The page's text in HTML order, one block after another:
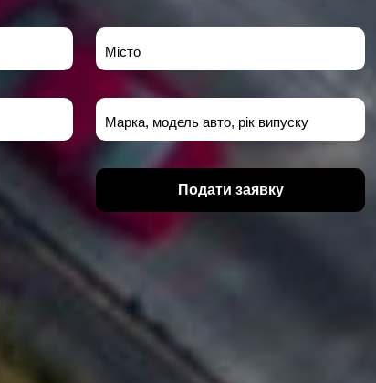
Місто
Марка, модель авто, рік випуску
Подати заявку